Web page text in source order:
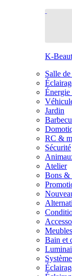
K-
Salle
Jardin
RC &
Sécurité
Atelier
Bons &
Bain et